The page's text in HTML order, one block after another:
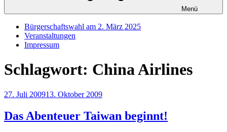
Menü
Bürgerschaftswahl am 2. März 2025
Veranstaltungen
Impressum
Schlagwort: China Airlines
Veröffentlicht
27. Juli 200913. Oktober 2009
Das Abenteuer Taiwan beginnt!